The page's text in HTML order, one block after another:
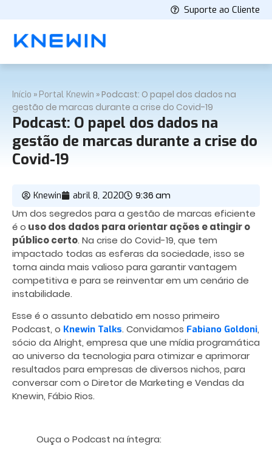
Suporte ao Cliente
Início » Portal Knewin »Podcast: O papel dos dados na
gestão de marcas durante a crise do Covid-19
Podcast: O papel dos dados na
gestão de marcas durante a crise do
Covid-19
Knewin abril 8, 2020 9:36 am
Um dos segredos para a gestão de marcas eficiente
é o uso dos dados para orientar ações e atingir o
público certo. Na crise do Covid-19, que tem
impactado todas as esferas da sociedade, isso se
torna ainda mais valioso para garantir vantagem
competitiva e para se reinventar em um cenário de
instabilidade.
Esse é o assunto debatido em nosso primeiro
Podcast, o Knewin Talks. Convidamos Fabiano Goldoni,
sócio da Alright, empresa que une mídia programática
ao universo da tecnologia para otimizar e aprimorar
resultados para empresas de diversos nichos, para
conversar com o Diretor de Marketing e Vendas da
Knewin, Fábio Rios.
Ouça o Podcast na íntegra: